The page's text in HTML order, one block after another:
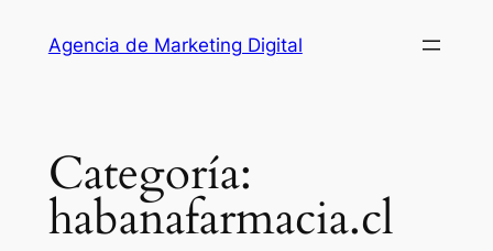
Agencia de Marketing Digital
Categoría:
habanafarmacia.cl